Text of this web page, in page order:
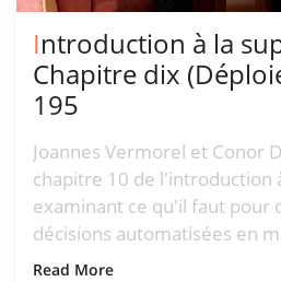
Introduction à la supply chain :
Chapitre dix
195
Joannes Vermorel et Conor
chapitre 10 de l'introduction
examinant ce qu'il faut pour
décisions automatisées en
chain dans de vraies
Read More